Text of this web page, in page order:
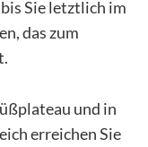
Sie letztlich im
das zum
und in
erreichen Sie